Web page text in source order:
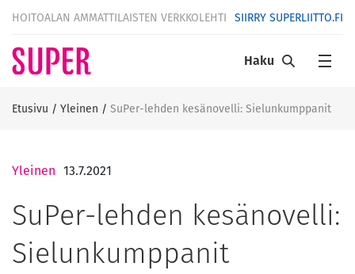
HOITOALAN AMMATTILAISTEN VERKKOLEHTI SIIRRY SUPERLIITTO.FI
Haku
Etusivu / Yleinen / SuPer-lehden kesänovelli: Sielunkumppanit
Yleinen 13.7.2021
SuPer-lehden kesänovelli:
Sielunkumppanit